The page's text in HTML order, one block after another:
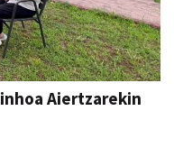
Aiertzarekin